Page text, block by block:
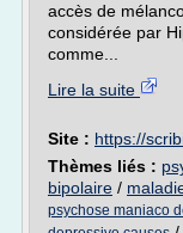
accès de
considérée par
comme...
Lire la suite
Site : https://
Thèmes liés :
bipolaire /
psychose maniaco